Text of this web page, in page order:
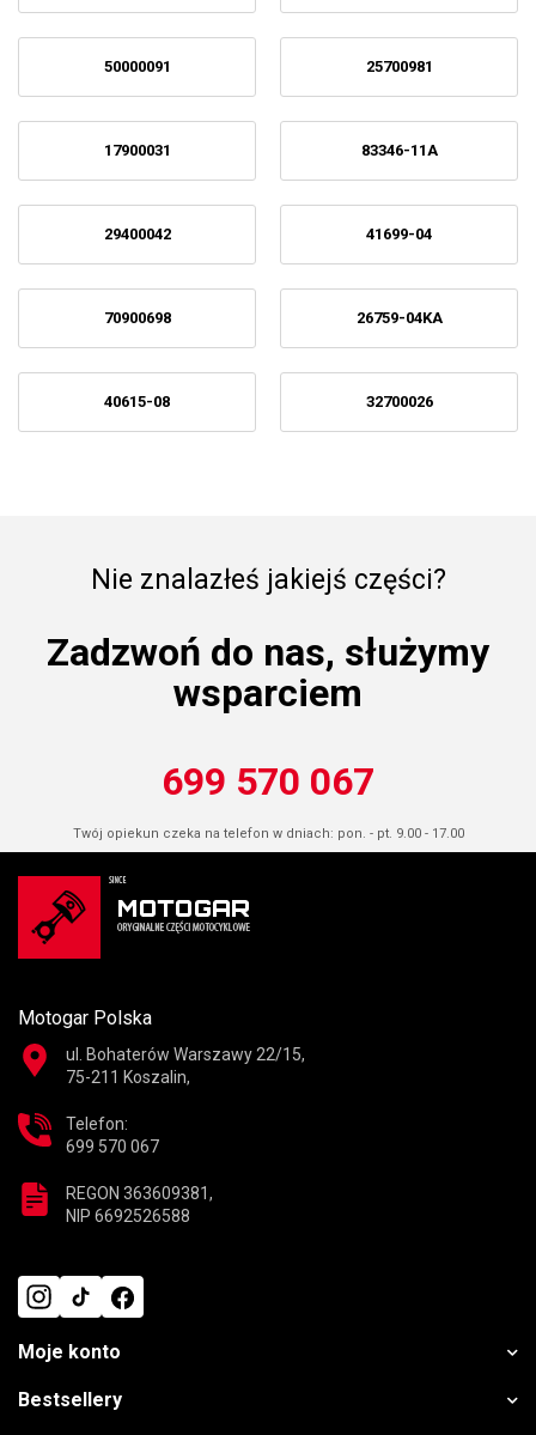
50000091 25700981
17900031 83346-11A
29400042 41699-04
70900698 26759-04KA
40615-08 32700026
Nie znalazłeś jakiejś części?
Zadzwoń do nas, służymy
wsparciem
699 570 067
Twój opiekun czeka na telefon w dniach: pon. - pt. 9.00 - 17.00
Motogar Polska
ul. Bohaterów Warszawy 22/15,
75-211 Koszalin,
Telefon:
699 570 067
REGON 363609381,
NIP 6692526588
Moje konto
Bestsellery